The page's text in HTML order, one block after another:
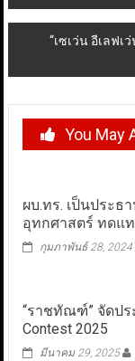
“เซเว่น อีเลฟ
You May
ผบ.ทร. เป็นประธ
อุทกศาสตร์ ทดแ
กุมภาพันธ์ 28, 2024
“ราชทัณฑ์” จัดปร
Contest 2025
มีนาคม 29, 2025